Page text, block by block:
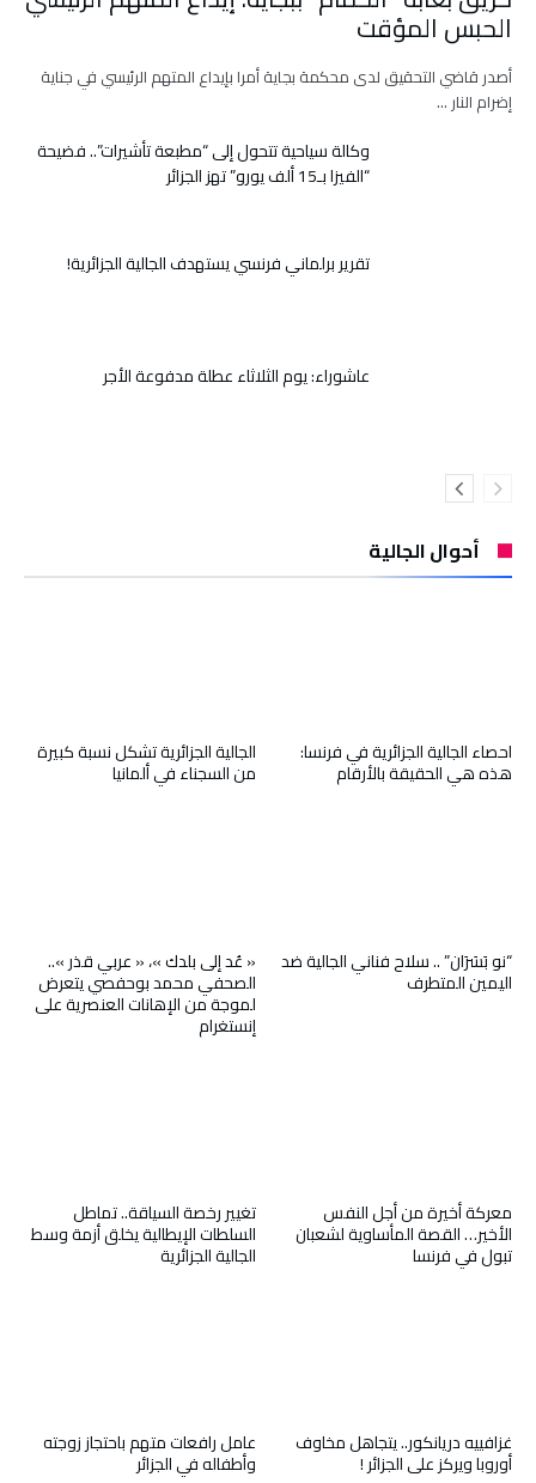
الحبس المؤقت
أصدر قاضي التحقيق لدى محكمة بجاية أمرا بإيداع المتهم الرئيسي في جناية
إضرام النار …
وكالة سياحية تتحول إلى “مطبعة تأشيرات”.. فضيحة
“الفيزا بـ15 ألف يورو” تهز الجزائر
تقرير برلماني فرنسي يستهدف الجالية الجزائرية!
عاشوراء: يوم الثلاثاء عطلة مدفوعة الأجر
أحوال الجالية
الجالية الجزائرية تشكل نسبة كبيرة
من السجناء في ألمانيا
احصاء الجالية الجزائرية في فرنسا:
هذه هي الحقيقة بالأرقام
« عُد إلى بلدك »، « عربي قذر »..
الصحفي محمد بوحفصي يتعرض
لموجة من الإهانات العنصرية على
إنستغرام
“نو بَسَرَان” .. سلاح فناني الجالية ضد
اليمين المتطرف
تغيير رخصة السياقة.. تماطل
السلطات الإيطالية يخلق أزمة وسط
الجالية الجزائرية
معركة أخيرة من أجل النفس
الأخير… القصة المأساوية لشعبان
تبول في فرنسا
عامل رافعات متهم باحتجاز زوجته
وأطفاله في الجزائر
غزافييه دريانكور.. يتجاهل مخاوف
أوروبا ويركز على الجزائر !